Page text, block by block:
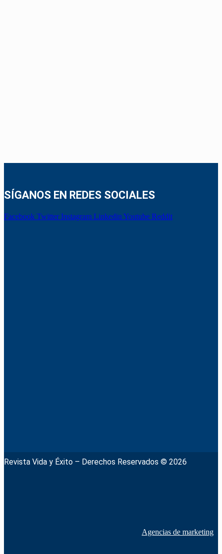
SÍGANOS EN REDES SOCIALES
Facebook Twitter Instagram Linkedin Youtube Reddit
Revista Vida y Éxito – Derechos Reservados © 2026
Agencias de marketing